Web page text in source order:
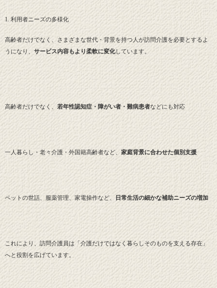
1. 利用者ニーズの多様化
高齢者だけでなく、さまざまな世代・背景を持つ人が訪問介護を必要とするよ
うになり、 サービス内容もより柔軟に変化しています。
高齢者だけでなく、 若年性認知症・障がい者・難病患者などにも対応
一人暮らし・老々介護・外国籍高齢者など、 家庭背景に合わせた個別支援
ペットの世話、服薬管理、家電操作など、 日常生活の細かな補助ニーズの増加
これにより、訪問介護員は「介護だけではなく暮らしそのものを支える存在」
へと役割を広げています。